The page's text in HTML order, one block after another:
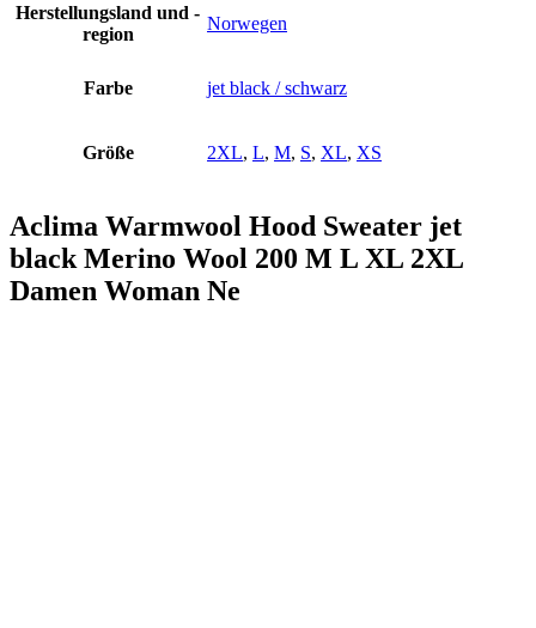
Herstellungsland und -
region
Norwegen
Farbe jet black / schwarz
Größe 2XL, L, M, S, XL, XS
Aclima Warmwool Hood Sweater jet
black Merino Wool 200 M L XL 2XL
Damen Woman Ne